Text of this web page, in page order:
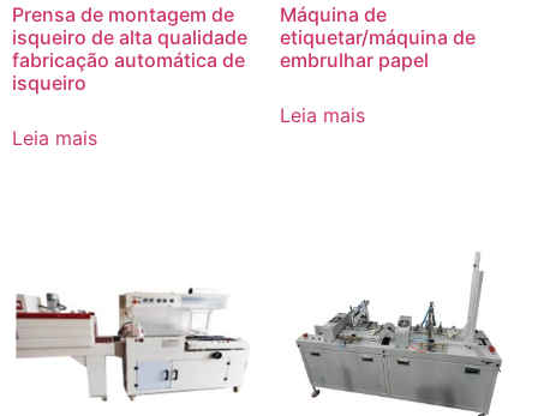
Prensa de montagem de
isqueiro de alta qualidade
fabricação automática de
isqueiro
Leia mais
Máquina de
etiquetar/máquina de
embrulhar papel
Leia mais